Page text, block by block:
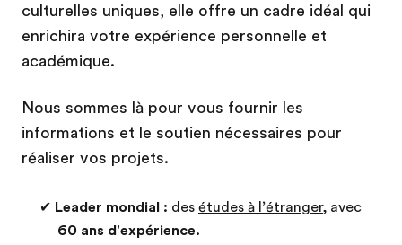
culturelles uniques, elle offre un cadre idéal qui
enrichira votre expérience personnelle et
académique.
Nous sommes là pour vous fournir les
informations et le soutien nécessaires pour
réaliser vos projets.
✔ Leader mondial : des études à l’étranger, avec
60 ans d'expérience.